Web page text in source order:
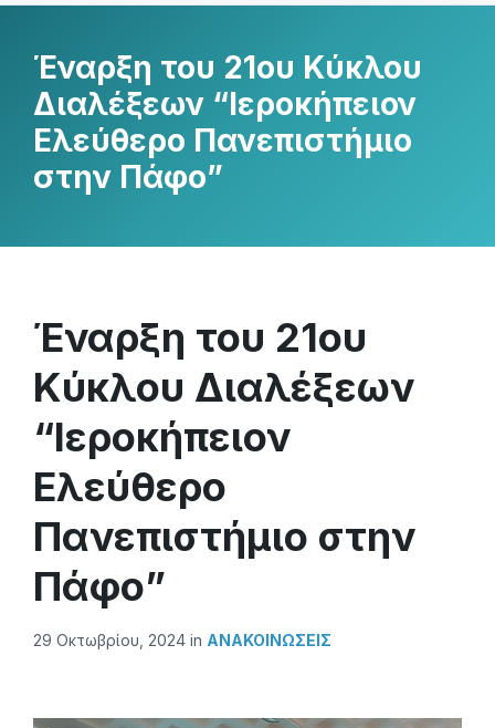
Έναρξη του 21ου Κύκλου
Διαλέξεων “Ιεροκήπειον
Ελεύθερο Πανεπιστήμιο
στην Πάφο”
Έναρξη του 21ου
Κύκλου Διαλέξεων
“Ιεροκήπειον
Ελεύθερο
Πανεπιστήμιο στην
Πάφο”
29 Οκτωβρίου, 2024 in ΑΝΑΚΟΙΝΏΣΕΙΣ